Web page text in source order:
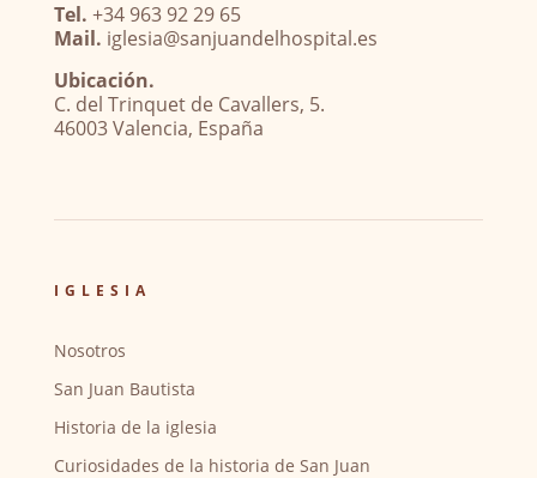
Tel. +34 963 92 29 65
Mail. iglesia@sanjuandelhospital.es
Ubicación.
C. del Trinquet de Cavallers, 5.
46003 Valencia, España
IGLESIA
Nosotros
San Juan Bautista
Historia de la iglesia
Curiosidades de la historia de San Juan